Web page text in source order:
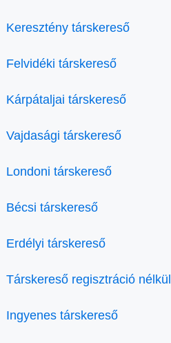
Keresztény társkereső
Felvidéki társkereső
Kárpátaljai társkereső
Vajdasági társkereső
Londoni társkereső
Bécsi társkereső
Erdélyi társkereső
Társkereső regisztráció nélkül
Ingyenes társkereső